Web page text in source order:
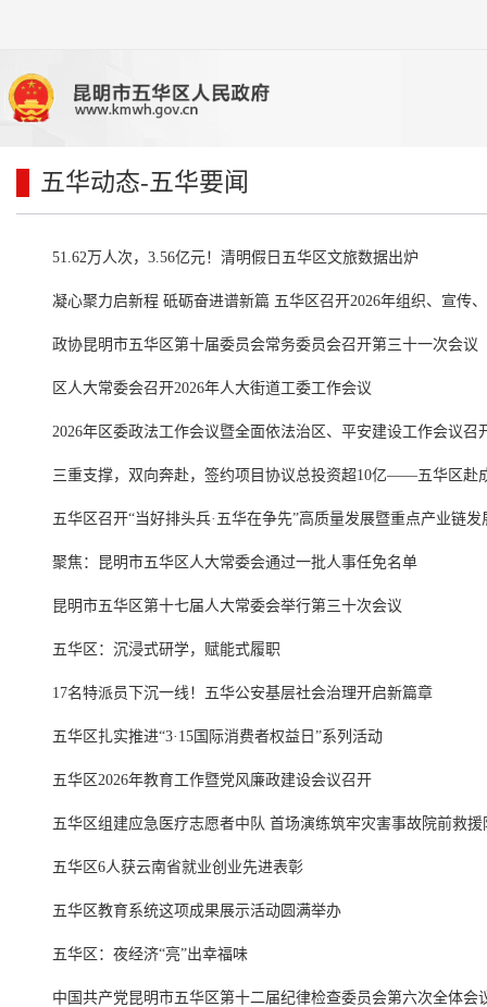
五华动态-五华要闻
51.62万人次，3.56亿元！清明假日五华区文旅数据出炉
凝心聚力启新程 砥砺奋进谱新篇 五华区召开2026年组织、宣传
政协昆明市五华区第十届委员会常务委员会召开第三十一次会议
区人大常委会召开2026年人大街道工委工作会议
2026年区委政法工作会议暨全面依法治区、平安建设工作会议召
三重支撑，双向奔赴，签约项目协议总投资超10亿——五华区赴
五华区召开“当好排头兵·五华在争先”高质量发展暨重点产业链发
聚焦：昆明市五华区人大常委会通过一批人事任免名单
昆明市五华区第十七届人大常委会举行第三十次会议
五华区：沉浸式研学，赋能式履职
17名特派员下沉一线！五华公安基层社会治理开启新篇章
五华区扎实推进“3·15国际消费者权益日”系列活动
五华区2026年教育工作暨党风廉政建设会议召开
五华区组建应急医疗志愿者中队 首场演练筑牢灾害事故院前救援
五华区6人获云南省就业创业先进表彰
五华区教育系统这项成果展示活动圆满举办
五华区：夜经济“亮”出幸福味
中国共产党昆明市五华区第十二届纪律检查委员会第六次全体会